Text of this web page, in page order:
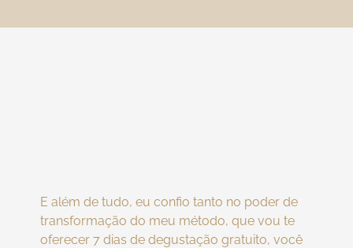
E além de tudo, eu confio tanto no poder de
transformação do meu método, que vou te
oferecer 7 dias de degustação gratuito, você